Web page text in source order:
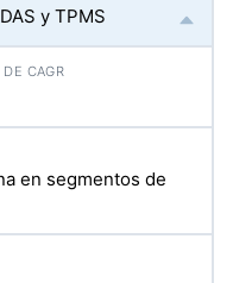
y TPMS
en segmentos de